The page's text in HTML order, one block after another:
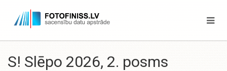
S! Slēpo 2026, 2. posms